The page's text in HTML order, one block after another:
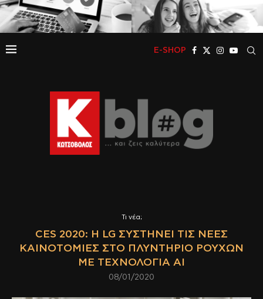
E-SHOP
Τι νέα;
CES 2020: Η LG ΣΥΣΤΉΝΕΙ ΤΙΣ ΝΈΕΣ
ΚΑΙΝΟΤΟΜΊΕΣ ΣΤΟ ΠΛΥΝΤΉΡΙΟ ΡΟΎΧΩΝ
ΜΕ ΤΕΧΝΟΛΟΓΊΑ ΑΙ
08/01/2020